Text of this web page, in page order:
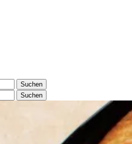
Suchen
Suchen